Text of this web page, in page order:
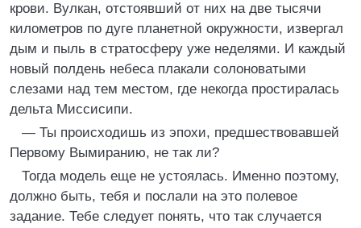
крови. Вулкан, отстоявший от них на две тысячи
километров по дуге планетной окружности, извергал
дым и пыль в стратосферу уже неделями. И каждый
новый полдень небеса плакали солоноватыми
слезами над тем местом, где некогда простиралась
дельта Миссисипи.
— Ты происходишь из эпохи, предшествовавшей
Первому Вымиранию, не так ли?
Тогда модель еще не устоялась. Именно поэтому,
должно быть, тебя и послали на это полевое
задание. Тебе следует понять, что так случается